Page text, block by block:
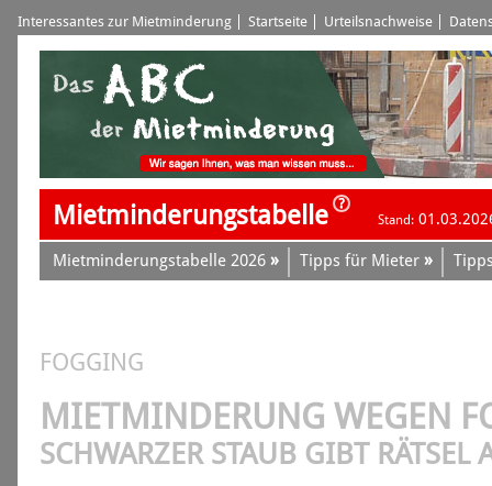
Interessantes zur Mietminderung Startseite Urteilsnachweise
Mietminderungstabelle Stand:
Mietminderungstabelle 2026 » Tipps für Mieter »
FOGGING
MIET­MINDERUNG WEGEN
SCHWARZER STAUB GIBT RÄTSEL